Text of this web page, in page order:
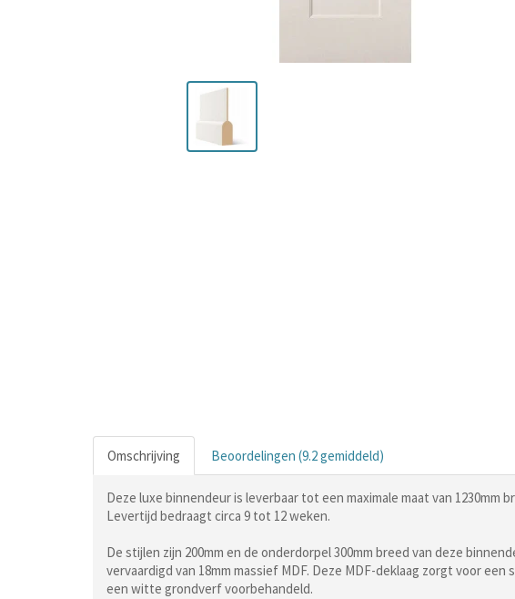
Omschrijving Beoordelingen (9.2 gemiddeld)
Deze luxe binnendeur is leverbaar tot een maximale maat van 1230mm
Levertijd bedraagt circa 9 tot 12 weken.
De stijlen zijn 200mm en de onderdorpel 300mm breed van deze
vervaardigd van 18mm massief MDF. Deze MDF-deklaag zorgt voor
een witte grondverf voorbehandeld.